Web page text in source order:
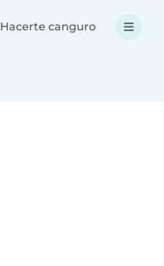
Hacerte canguro